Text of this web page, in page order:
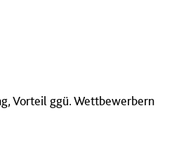
Vorteil ggü. Wettbewerbern